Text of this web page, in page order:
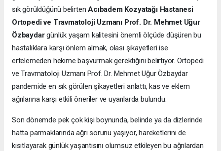
sık görüldüğünü belirtenAcıbadem Kozyatağı Hastanesi
Ortopedi ve Travmatoloji Uzmanı Prof. Dr. Mehmet Uğur
Özbaydargünlük yaşam kalitesini önemli ölçüde düşüren bu
hastalıklara karşı önlem almak, olası şikayetleri ise
ertelemeden hekime başvurmak gerektiğini belirtiyor. Ortopedi
ve Travmatoloji Uzmanı Prof. Dr. Mehmet Uğur Özbaydar
pandemide en sık görülen şikayetleri anlattı, kas ve eklem
ağrılarına karşı etkili öneriler ve uyarılarda bulundu.
Son dönemde pek çok kişi boynunda, belinde ya da dizlerinde
hatta parmaklarında ağrı sorunu yaşıyor, hareketlerini de
kısıtlayarak günlük yaşantısını olumsuz etkileyen bu ağrılardan